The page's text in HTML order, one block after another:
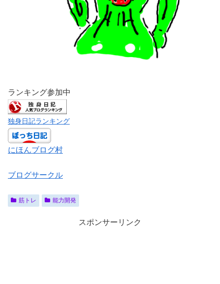
ランキング参加中
独身日記ランキング
にほんブログ村
ブログサークル
筋トレ 能力開発
スポンサーリンク